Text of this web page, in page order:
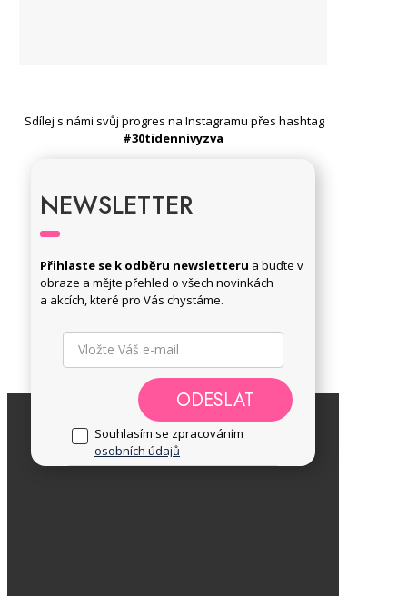
Sdílej s námi svůj progres na Instagramu přes hashtag
#30tidennivyzva
NEWSLETTER
Přihlaste se k odběru newsletteru a buďte v
obraze a mějte přehled o všech novinkách
a akcích, které pro Vás chystáme.
ODESLAT
Souhlasím se zpracováním
osobních údajů